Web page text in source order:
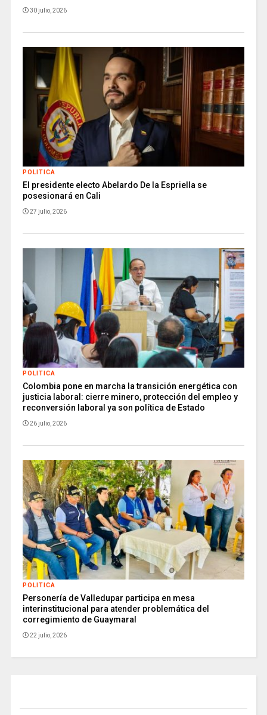
30 julio, 2026
POLITICA
El presidente electo Abelardo De la Espriella se
posesionará en Cali
27 julio, 2026
POLITICA
Colombia pone en marcha la transición energética con
justicia laboral: cierre minero, protección del empleo y
reconversión laboral ya son política de Estado
26 julio, 2026
POLITICA
Personería de Valledupar participa en mesa
interinstitucional para atender problemática del
corregimiento de Guaymaral
22 julio, 2026